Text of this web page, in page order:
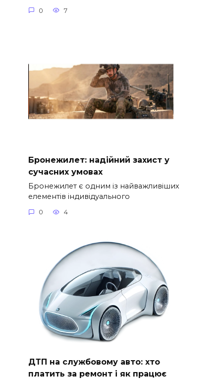
0 7
Бронежилет: надійний захист у
сучасних умовах
Бронежилет є одним із найважливіших
елементів індивідуального
0 4
ДТП на службовому авто: хто
платить за ремонт і як працює